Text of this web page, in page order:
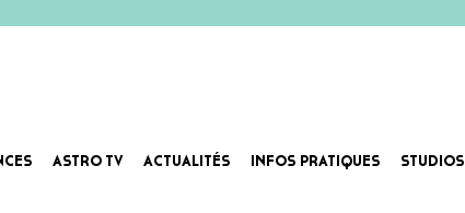
ASTRO TV ACTUALITÉS INFOS PRATIQUES